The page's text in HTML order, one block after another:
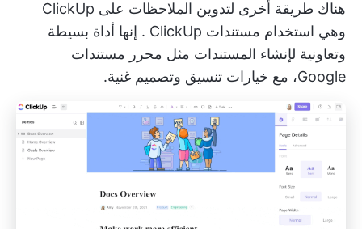
هناك طريقة أخرى لتدوين الملاحظات على ClickUp
وهي استخدام مستندات ClickUp
. إنها أداة بسيطة
وتعاونية لإنشاء المستندات مثل محرر مستندات
Google، مع خيارات تنسيق وتصميم غنية.